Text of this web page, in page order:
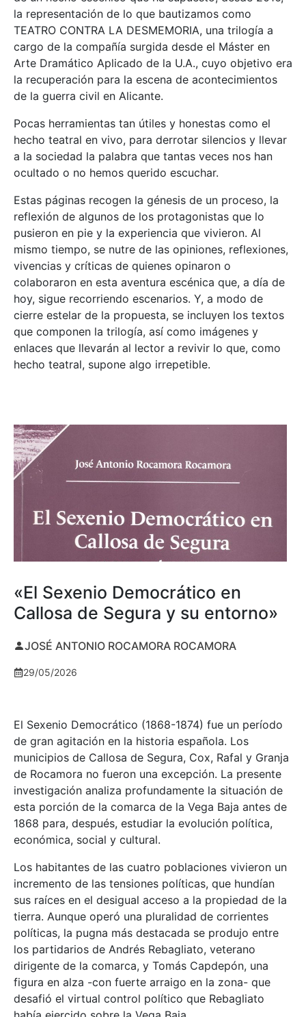
la representación de lo que bautizamos como
TEATRO CONTRA LA DESMEMORIA, una trilogía a
cargo de la compañía surgida desde el Máster en
Arte Dramático Aplicado de la U.A., cuyo objetivo era
la recuperación para la escena de acontecimientos
de la guerra civil en Alicante.
Pocas herramientas tan útiles y honestas como el
hecho teatral en vivo, para derrotar silencios y llevar
a la sociedad la palabra que tantas veces nos han
ocultado o no hemos querido escuchar.
Estas páginas recogen la génesis de un proceso, la
reflexión de algunos de los protagonistas que lo
pusieron en pie y la experiencia que vivieron. Al
mismo tiempo, se nutre de las opiniones, reflexiones,
vivencias y críticas de quienes opinaron o
colaboraron en esta aventura escénica que, a día de
hoy, sigue recorriendo escenarios. Y, a modo de
cierre estelar de la propuesta, se incluyen los textos
que componen la trilogía, así como imágenes y
enlaces que llevarán al lector a revivir lo que, como
hecho teatral, supone algo irrepetible.
«El Sexenio Democrático en
Callosa de Segura y su entorno»
JOSÉ ANTONIO ROCAMORA ROCAMORA
29/05/2026
El Sexenio Democrático (1868-1874) fue un período
de gran agitación en la historia española. Los
municipios de Callosa de Segura, Cox, Rafal y Granja
de Rocamora no fueron una excepción. La presente
investigación analiza profundamente la situación de
esta porción de la comarca de la Vega Baja antes de
1868 para, después, estudiar la evolución política,
económica, social y cultural.
Los habitantes de las cuatro poblaciones vivieron un
incremento de las tensiones políticas, que hundían
sus raíces en el desigual acceso a la propiedad de la
tierra. Aunque operó una pluralidad de corrientes
políticas, la pugna más destacada se produjo entre
los partidarios de Andrés Rebagliato, veterano
dirigente de la comarca, y Tomás Capdepón, una
figura en alza -con fuerte arraigo en la zona- que
desafió el virtual control político que Rebagliato